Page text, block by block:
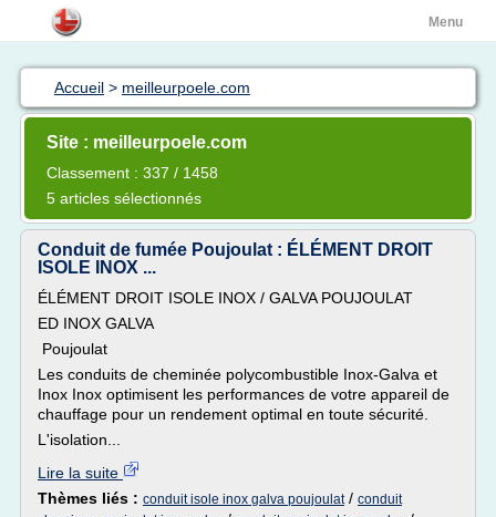
Menu
Accueil > meilleurpoele.com
Site : meilleurpoele.com
Classement : 337 / 1458
5 articles sélectionnés
Conduit de fumée Poujoulat : ÉLÉMENT DROIT
ISOLE INOX ...
ÉLÉMENT DROIT ISOLE INOX / GALVA POUJOULAT
ED INOX GALVA
Poujoulat
Les conduits de cheminée polycombustible Inox-Galva et
Inox Inox optimisent les performances de votre appareil de
chauffage pour un rendement optimal en toute sécurité.
L'isolation...
Lire la suite
Thèmes liés : conduit isole inox galva poujoulat/ conduit